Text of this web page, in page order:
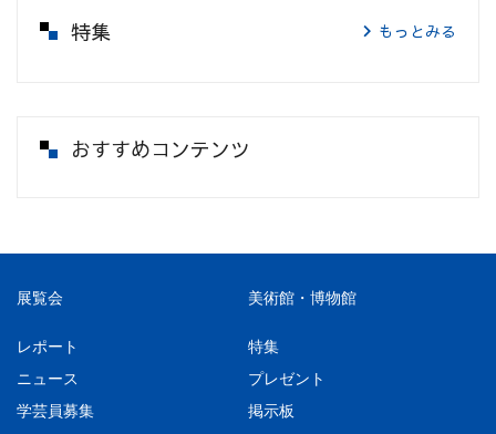
特集 もっとみる
おすすめコンテンツ
展覧会 美術館・博物館
レポート
特集
ニュース
プレゼント
学芸員募集
掲示板